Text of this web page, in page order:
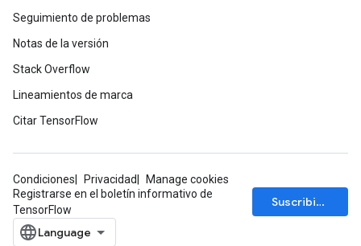
Seguimiento de problemas
Notas de la versión
Stack Overflow
Lineamientos de marca
Citar TensorFlow
Condiciones Privacidad
Manage cookies
Registrarse en el boletín informativo de
TensorFlow
Suscribirse